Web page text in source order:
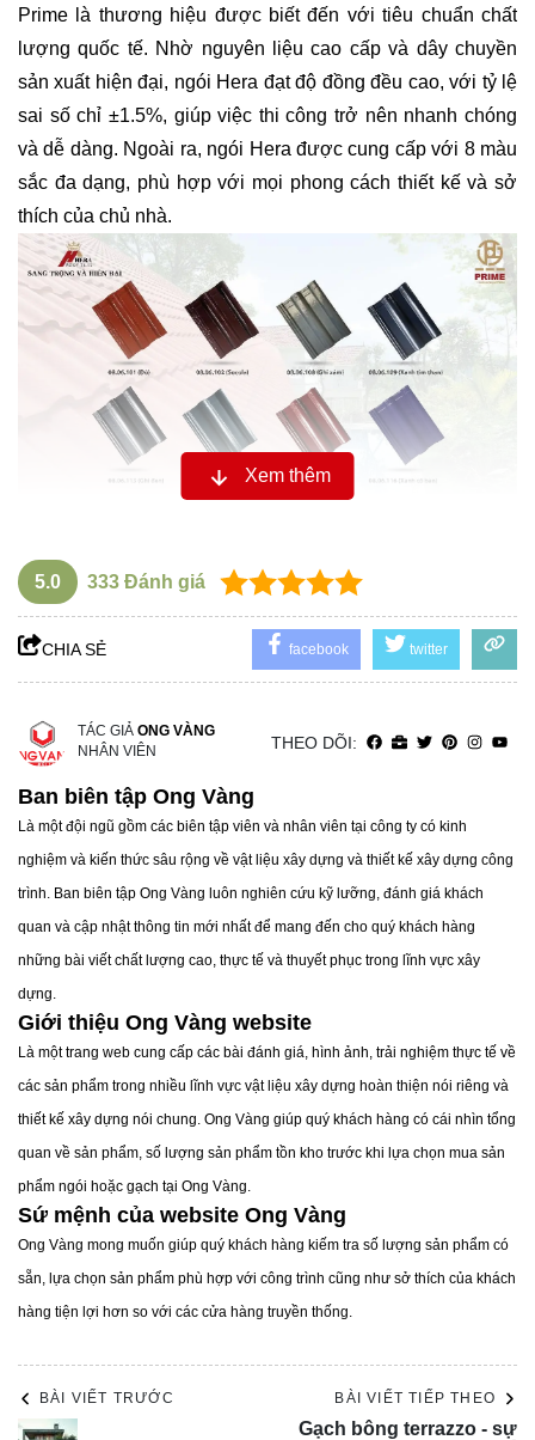
Prime là thương hiệu được biết đến với tiêu chuẩn chất
lượng quốc tế. Nhờ nguyên liệu cao cấp và dây chuyền
sản xuất hiện đại, ngói Hera đạt độ đồng đều cao, với tỷ lệ
sai số chỉ ±1.5%, giúp việc thi công trở nên nhanh chóng
và dễ dàng. Ngoài ra, ngói Hera được cung cấp với 8 màu
sắc đa dạng, phù hợp với mọi phong cách thiết kế và sở
thích của chủ nhà.
Để hoàn thiện mái nhà hiện đại, Prime đã giới thiệu bộ phụ
kiện ngói đầy đủ, tương thích với cả ngói Hera và dòng
ngói hai sóng. Bộ phụ kiện bao gồm:
Đặc biệt, phụ kiện cũng có đủ 8 màu tương ứng với dải
mái nhà.
Những ưu điểm nổi bật của ngói hera và bộ
phụ kiện
Sự kết hợp giữa ngói Hera và bộ phụ kiện mới không chỉ
mang lại giải pháp toàn diện cho mái nhà mà còn sở hữu
nhiều ưu điểm vượt trội:
Trọng lượng nhẹ hơn ngói truyền thống đến 30-35%, giảm
áp lực lên nền móng mà vẫn đảm bảo đạt tiêu chuẩn
TCVN 9133:2011.
Bước lito rộng hơn: Bước lito của ngói được thiết kế rộng
Độ bền cao: Khả năng chống chịu tốt trước mọi điều kiện
Xem thêm
5.0 333 Đánh giá
CHIA SẺ facebook twitter
TÁC GIẢ ONG VÀNG
NHÂN VIÊN
THEO DÕI:
Ban biên tập Ong Vàng
Là một đội ngũ gồm các biên tập viên và nhân viên tại công ty có kinh
nghiệm và kiến thức sâu rộng về vật liệu xây dựng và thiết kế xây dựng công
trình. Ban biên tập Ong Vàng luôn nghiên cứu kỹ lưỡng, đánh giá khách
quan và cập nhật thông tin mới nhất để mang đến cho quý khách hàng
những bài viết chất lượng cao, thực tế và thuyết phục trong lĩnh vực xây
dựng.
Giới thiệu Ong Vàng website
Là một trang web cung cấp các bài đánh giá, hình ảnh, trải nghiệm thực tế về
các sản phẩm trong nhiều lĩnh vực vật liệu xây dựng hoàn thiện nói riêng và
thiết kế xây dựng nói chung. Ong Vàng giúp quý khách hàng có cái nhìn tổng
quan về sản phẩm, số lượng sản phẩm tồn kho trước khi lựa chọn mua sản
phẩm ngói hoặc gạch tại Ong Vàng.
Sứ mệnh của website Ong Vàng
Ong Vàng mong muốn giúp quý khách hàng kiếm tra số lượng sản phẩm có
sẵn, lựa chọn sản phẩm phù hợp với công trình cũng như sở thích của khách
hàng tiện lợi hơn so với các cửa hàng truyền thống.
BÀI VIẾT TRƯỚC BÀI VIẾT TIẾP THEO
Gạch bông terrazzo - sự